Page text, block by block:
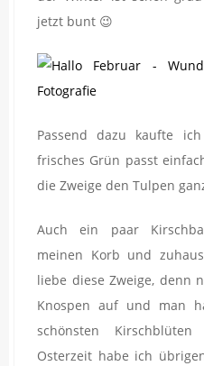
jetzt bunt 😉
Passend dazu kaufte
frisches Grün passt
die Zweige den Tulpen
Auch ein paar
meinen Korb und
liebe diese Zweige, denn
Knospen auf und man
schönsten
Osterzeit habe ich